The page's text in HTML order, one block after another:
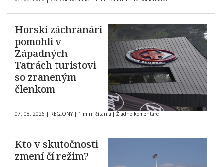
Horskí záchranári
pomohli v
Západných
Tatrách turistovi
so zraneným
členkom
07. 08. 2026 | REGIÓNY | 1 min. čítania | Žiadne komentáre
Kto v skutočnosti
zmení čí režim?